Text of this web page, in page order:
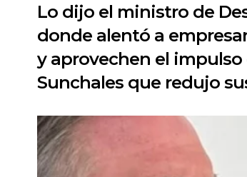
Lo dijo el ministro de
donde alentó a
y aprovechen el impulso
Sunchales que redujo